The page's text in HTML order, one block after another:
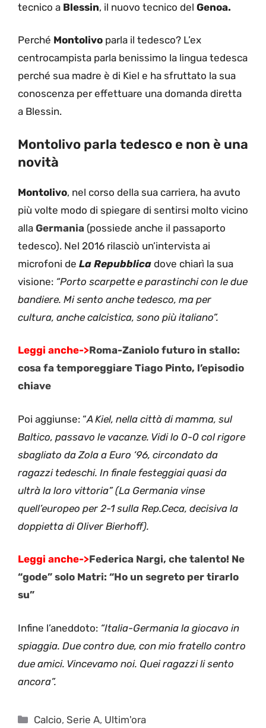
tecnico a Blessin, il nuovo tecnico del Genoa.
Perché Montolivo parla il tedesco? L’ex
centrocampista parla benissimo la lingua tedesca
perché sua madre è di Kiel e ha sfruttato la sua
conoscenza per effettuare una domanda diretta
a Blessin.
Montolivo parla tedesco e non è una
novità
Montolivo, nel corso della sua carriera, ha avuto
più volte modo di spiegare di sentirsi molto vicino
alla Germania (possiede anche il passaporto
tedesco). Nel 2016 rilasciò un’intervista ai
microfoni de La Repubblica dove chiarì la sua
visione: “Porto scarpette e parastinchi con le due
bandiere. Mi sento anche tedesco, ma per
cultura, anche calcistica, sono più italiano”.
Leggi anche->Roma-Zaniolo futuro in stallo:
cosa fa temporeggiare Tiago Pinto, l’episodio
chiave
Poi aggiunse: “A Kiel, nella città di mamma, sul
Baltico, passavo le vacanze. Vidi lo 0-0 col rigore
sbagliato da Zola a Euro ‘96, circondato da
ragazzi tedeschi. In finale festeggiai quasi da
ultrà la loro vittoria” (La Germania vinse
quell’europeo per 2-1 sulla Rep.Ceca, decisiva la
doppietta di Oliver Bierhoff).
Leggi anche->Federica Nargi, che talento! Ne
“gode” solo Matri: “Ho un segreto per tirarlo
su”
Infine l’aneddoto: “Italia-Germania la giocavo in
spiaggia. Due contro due, con mio fratello contro
due amici. Vincevamo noi. Quei ragazzi li sento
ancora”.
Categorie
Calcio,Serie A, Ultim'ora